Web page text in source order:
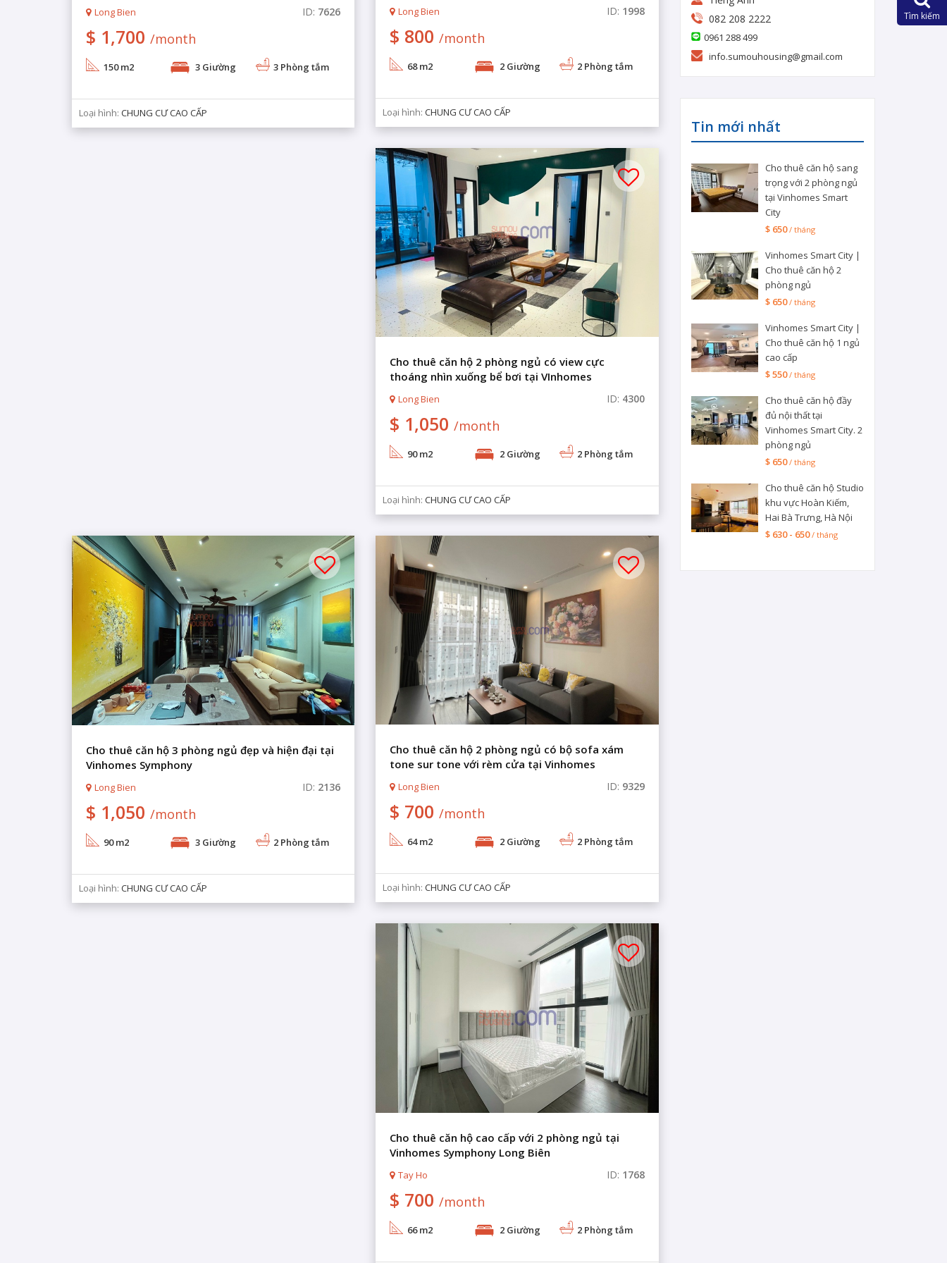
Long Bien ID: 7626
$ 1,700 /month
150 m2 3 Giường 3 Phòng tắm
Loại hình: CHUNG CƯ CAO CẤP
Long Bien ID: 1998
$ 800/month
68 m2 2 Giường 2 Phòng tắm
Loại hình:CHUNG CƯ CAO CẤP
Cho thuê căn hộ 2 phòng ngủ có view cực
thoáng nhìn xuống bể bơi tại VInhomes
Long Bien ID: 4300
$ 1,050/month
90 m2 2 Giường 2 Phòng tắm
Loại hình:CHUNG CƯ CAO CẤP
Cho thuê căn hộ 3 phòng ngủ đẹp và hiện đại tại
Vinhomes Symphony
Long Bien ID: 2136
$ 1,050 /month
90 m2 3 Giường 2 Phòng tắm
Loại hình: CHUNG CƯ CAO CẤP
Cho thuê căn hộ 2 phòng ngủ có bộ sofa xám
tone sur tone với rèm cửa tại Vinhomes
Long Bien ID: 9329
$ 700/month
64 m2 2 Giường 2 Phòng tắm
Loại hình:CHUNG CƯ CAO CẤP
Cho thuê căn hộ cao cấp với 2 phòng ngủ tại
Vinhomes Symphony Long Biên
Tay Ho ID: 1768
$ 700/month
66 m2 2 Giường 2 Phòng tắm
082 208 2222
0961 288 499
info.sumouhousing@gmail.com
Tin mới nhất
Cho thuê căn hộ sang
trọng với 2 phòng ngủ
tại Vinhomes Smart
City
$ 650/ tháng
Vinhomes Smart City |
Cho thuê căn hộ 2
phòng ngủ
$ 650/ tháng
Vinhomes Smart City |
Cho thuê căn hộ 1 ngủ
cao cấp
$ 550/ tháng
Cho thuê căn hộ đầy
đủ nội thất tại
Vinhomes Smart City. 2
phòng ngủ
$ 650/ tháng
Cho thuê căn hộ Studio
khu vực Hoàn Kiếm,
Hai Bà Trưng, Hà Nội
$ 630 - 650/ tháng
Tìm kiếm